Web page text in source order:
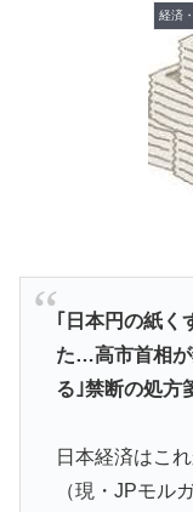
は・・・？
日本で婚活す
い」【タイ人
海外「世界で
れたちびっ子
【あんこ】や
んちゃって武
▶
ーにしてみた
ディアに対す
▶ 【海外の反応
▶ 韓国人「日本
関係性」
経済
｢日本円の紙く
た…高市首相が
る｣禁断の処方
日本経済はこ
（現・JPモル